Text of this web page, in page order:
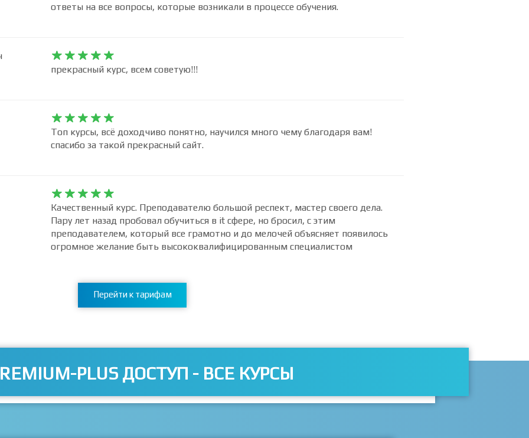
ответы на все вопросы, которые возникали в процессе обучения.
    
    
прекрасный курс, всем советую!!!
    
    
Топ курсы, всё доходчиво понятно, научился много чему благодаря вам!
спасибо за такой прекрасный сайт.
    
    
Качественный курс. Преподавателю большой респект, мастер своего дела.
Пару лет назад пробовал обучиться в it сфере, но бросил, с этим
преподавателем, который все грамотно и до мелочей объясняет появилось
огромное желание быть высококвалифицированным специалистом
Перейти к тарифам
PLUS ДОСТУП - ВСЕ КУРСЫ